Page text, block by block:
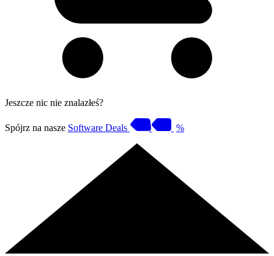
Jeszcze nic nie znalazłeś?
Spójrz na nasze Software Deals %